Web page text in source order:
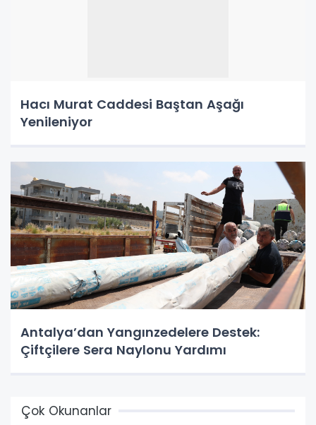
Hacı Murat Caddesi Baştan Aşağı
Yenileniyor
Antalya’dan Yangınzedelere Destek:
Çiftçilere Sera Naylonu Yardımı
Çok Okunanlar